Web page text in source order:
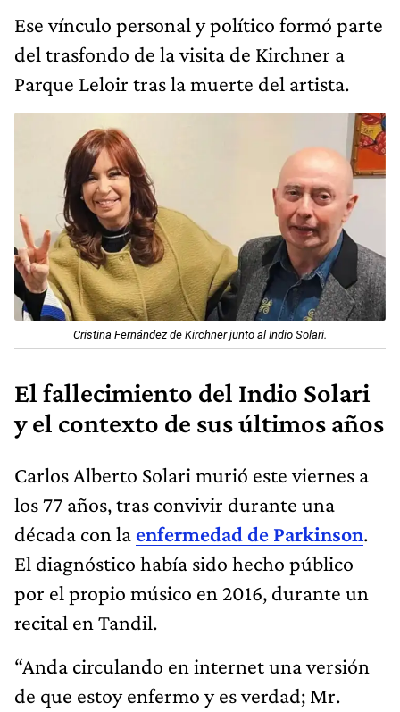
Ese vínculo personal y político formó parte
del trasfondo de la visita de Kirchner a
Parque Leloir tras la muerte del artista.
Cristina Fernández de Kirchner junto al Indio Solari.
El fallecimiento del Indio Solari
y el contexto de sus últimos años
Carlos Alberto Solari murió este viernes a
los 77 años, tras convivir durante una
década con la enfermedad de Parkinson.
El diagnóstico había sido hecho público
por el propio músico en 2016, durante un
recital en Tandil.
“Anda circulando en internet una versión
de que estoy enfermo y es verdad; Mr.